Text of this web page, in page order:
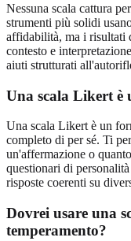
Nessuna scala cattura
strumenti più solidi
affidabilità, ma i risultati
contesto e
aiuti strutturati
Una scala Likert è
Una scala Likert è un
completo di per sé. Ti
un'affermazione o
questionari di
risposte coerenti su
Dovrei usare una
temperamento?